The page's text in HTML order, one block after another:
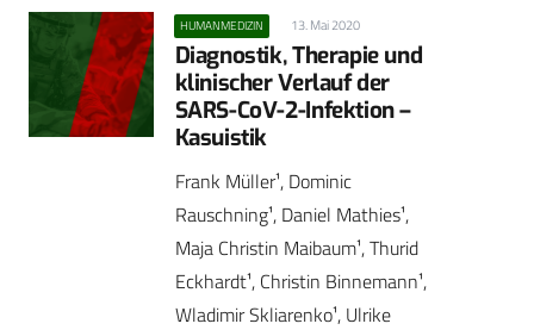
HUMANMEDIZIN 13. Mai 2020
Diagnostik, Therapie und
klinischer Verlauf der
SARS-CoV-2-Infektion –
Kasuistik
Frank Müller¹, Dominic
Rauschning¹, Daniel Mathies¹,
Maja Christin Maibaum¹, Thurid
Eckhardt¹, Christin ­Binnemann¹,
Wladimir Skliarenko¹, Ulrike